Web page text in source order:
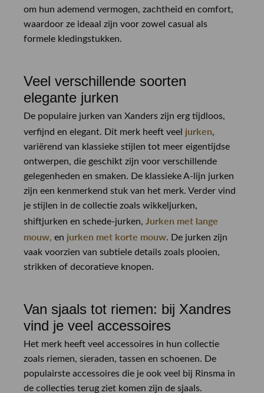
om hun ademend vermogen, zachtheid en comfort,
waardoor ze ideaal zijn voor zowel casual als
formele kledingstukken.
Veel verschillende soorten
elegante jurken
De populaire jurken van Xanders zijn erg tijdloos,
verfijnd en elegant. Dit merk heeft veel jurken,
variërend van klassieke stijlen tot meer eigentijdse
ontwerpen, die geschikt zijn voor verschillende
gelegenheden en smaken. De klassieke A-lijn jurken
zijn een kenmerkend stuk van het merk. Verder vind
je stijlen in de collectie zoals wikkeljurken,
shiftjurken en schede-jurken, Jurken met lange
mouw, en jurken met korte mouw. De jurken zijn
vaak voorzien van subtiele details zoals plooien,
strikken of decoratieve knopen.
Van sjaals tot riemen: bij Xandres
vind je veel accessoires
Het merk heeft veel accessoires in hun collectie
zoals riemen, sieraden, tassen en schoenen. De
populairste accessoires die je ook veel bij Rinsma in
de collecties terug ziet komen zijn de sjaals.